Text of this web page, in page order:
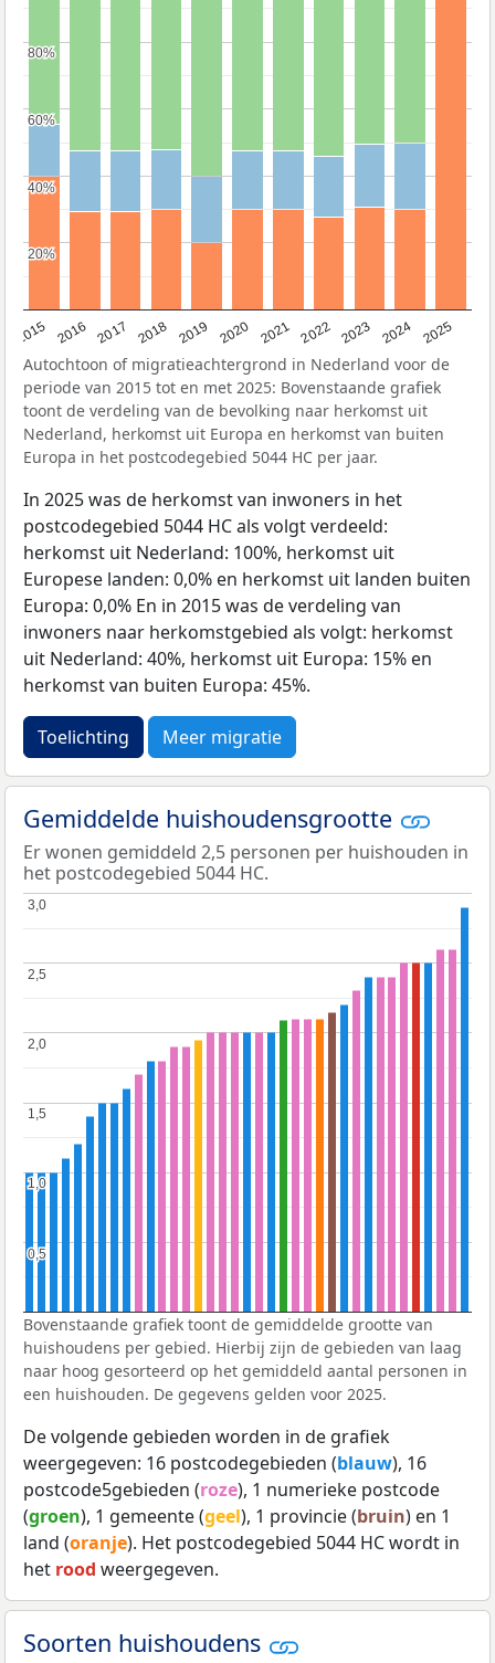
2015 2016 2017 2018 2019 2020 2021 2022 2023 2024 2025
20%
20%
40%
40%
60%
60%
80%
80%
Autochtoon of migratieachtergrond in Nederland voor de
periode van 2015 tot en met 2025: Bovenstaande grafiek
toont de verdeling van de bevolking naar herkomst uit
Nederland, herkomst uit Europa en herkomst van buiten
Europa in het postcodegebied 5044 HC per jaar.
In 2025 was de herkomst van inwoners in het
postcodegebied 5044 HC als volgt verdeeld:
herkomst uit Nederland: 100%, herkomst uit
Europese landen: 0,0% en herkomst uit landen buiten
Europa: 0,0% En in 2015 was de verdeling van
inwoners naar herkomstgebied als volgt: herkomst
uit Nederland: 40%, herkomst uit Europa: 15% en
herkomst van buiten Europa: 45%.
Toelichting Meer migratie
Gemiddelde huishoudensgrootte
Er wonen gemiddeld 2,5 personen per huishouden in
het postcodegebied 5044 HC.
0,5
0,5
1,0
1,0
1,5
1,5
2,0
2,0
2,5
2,5
3,0
3,0
Bovenstaande grafiek toont de gemiddelde grootte van
huishoudens per gebied. Hierbij zijn de gebieden van laag
naar hoog gesorteerd op het gemiddeld aantal personen in
een huishouden. De gegevens gelden voor 2025.
De volgende gebieden worden in de grafiek
weergegeven: 16 postcodegebieden (blauw), 16
postcode5gebieden (roze), 1 numerieke postcode
(groen), 1 gemeente (geel), 1 provincie (bruin) en 1
land (oranje). Het postcodegebied 5044 HC wordt in
het rood weergegeven.
Soorten huishoudens